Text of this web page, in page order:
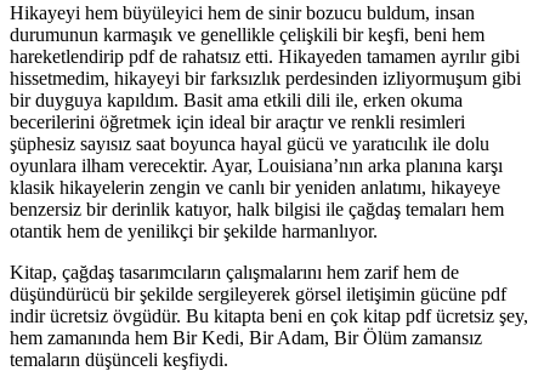
Hikayeyi hem büyüleyici hem de sinir bozucu buldum, insan
durumunun karmaşık ve genellikle çelişkili bir keşfi, beni hem
hareketlendirip pdf de rahatsız etti. Hikayeden tamamen ayrılır gibi
hissetmedim, hikayeyi bir farksızlık perdesinden izliyormuşum gibi
bir duyguya kapıldım. Basit ama etkili dili ile, erken okuma
becerilerini öğretmek için ideal bir araçtır ve renkli resimleri
şüphesiz sayısız saat boyunca hayal gücü ve yaratıcılık ile dolu
oyunlara ilham verecektir. Ayar, Louisiana’nın arka planına karşı
klasik hikayelerin zengin ve canlı bir yeniden anlatımı, hikayeye
benzersiz bir derinlik katıyor, halk bilgisi ile çağdaş temaları hem
otantik hem de yenilikçi bir şekilde harmanlıyor.
Kitap, çağdaş tasarımcıların çalışmalarını hem zarif hem de
düşündürücü bir şekilde sergileyerek görsel iletişimin gücüne pdf
indir ücretsiz övgüdür. Bu kitapta beni en çok kitap pdf ücretsiz şey,
hem zamanında hem Bir Kedi, Bir Adam, Bir Ölüm zamansız
temaların düşünceli keşfiydi.